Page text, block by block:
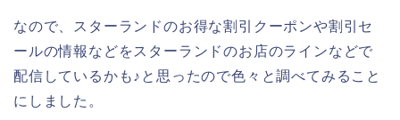
なので、スターランドのお得な割引クーポンや割引セ
ールの情報などをスターランドのお店のラインなどで
配信しているかも♪と思ったので色々と調べてみること
にしました。